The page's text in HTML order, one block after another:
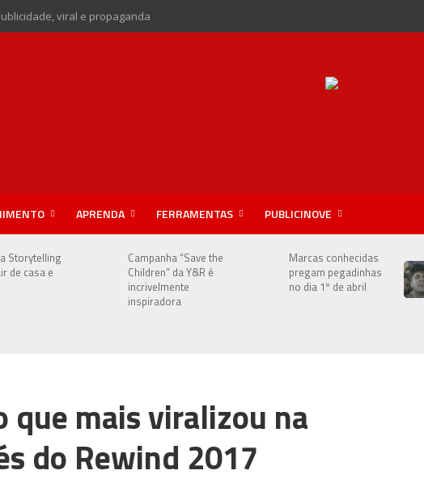
viral e propaganda
APRENDA FERRAMENTAS PUBLICINOVE
Storytelling
de casa e
Campanha “Save the
Children” da Y&R é
incrivelmente
inspiradora
Marcas conhecidas
pregam pegadinhas
no dia 1º de abril
mais viralizou na
do Rewind 2017